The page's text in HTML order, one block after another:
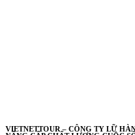
VIETNETTOUR – CÔNG TY LỮ